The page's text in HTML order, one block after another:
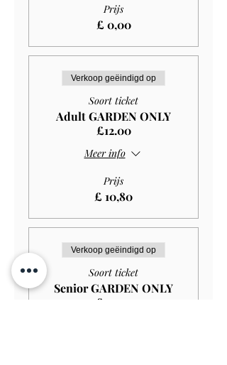
Prijs
£ 0,00
Verkoop geëindigd op
Soort ticket
Adult GARDEN ONLY
£12.00
Meer info
Prijs
£ 10,80
Verkoop geëindigd op
Soort ticket
Senior GARDEN ONLY
£10.00